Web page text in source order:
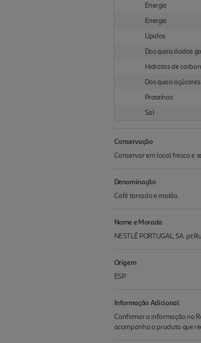
Energia
Energia
Lípidos
Dos quais ácidos
Hidratos de
Dos quais açúcares
Proteínas
Sal
Conservação
Conservar em local fresco e
Denominação
Café torrado e moído.
Nome e Morada
NESTLÉ PORTUGAL, SA.
Origem
ESP
Informação Adicional
Confirmar a informação no
acompanha o produto que